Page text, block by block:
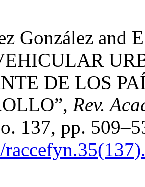
González and
DE LOS
Rev.
137, pp.